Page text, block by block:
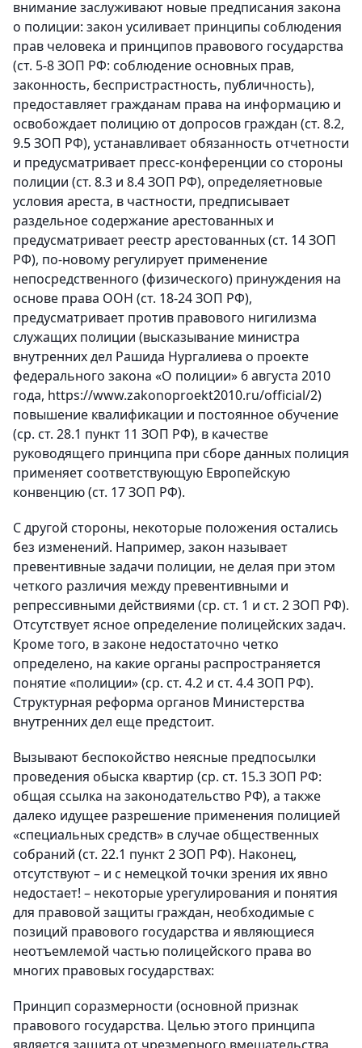
внимание заслуживают новые предписания закона
о полиции: закон усиливает принципы соблюдения
прав человека и принципов правового государства
(ст. 5-8 ЗОП РФ: соблюдение основных прав,
законность, беспристрастность, публичность),
предоставляет гражданам права на информацию и
освобождает полицию от допросов граждан (ст. 8.2,
9.5 ЗОП РФ), устанавливает обязанность отчетности
и предусматривает пресс-конференции со стороны
полиции (ст. 8.3 и 8.4 ЗОП РФ), определяетновые
условия ареста, в частности, предписывает
раздельное содержание арестованных и
предусматривает реестр арестованных (ст. 14 ЗОП
РФ), по-новому регулирует применение
непосредственного (физического) принуждения на
основе права ООН (ст. 18-24 ЗОП РФ),
предусматривает против правового нигилизма
служащих полиции (высказывание министра
внутренних дел Рашида Нургалиева о проекте
федерального закона «О полиции» 6 августа 2010
года, https://www.zakonoproekt2010.ru/official/2)
повышение квалификации и постоянное обучение
(ср. ст. 28.1 пункт 11 ЗОП РФ), в качестве
руководящего принципа при сборе данных полиция
применяет соответствующую Европейскую
конвенцию (ст. 17 ЗОП РФ).
С другой стороны, некоторые положения остались
без изменений. Например, закон называет
превентивные задачи полиции, не делая при этом
четкого различия между превентивными и
репрессивными действиями (ср. ст. 1 и ст. 2 ЗОП РФ).
Отсутствует ясное определение полицейских задач.
Кроме того, в законе недостаточно четко
определено, на какие органы распространяется
понятие «полиции» (ср. ст. 4.2 и ст. 4.4 ЗОП РФ).
Структурная реформа органов Министерства
внутренних дел еще предстоит.
Вызывают беспокойство неясные предпосылки
проведения обыска квартир (ср. ст. 15.3 ЗОП РФ:
общая ссылка на законодательство РФ), а также
далеко идущее разрешение применения полицией
«специальных средств» в случае общественных
собраний (ст. 22.1 пункт 2 ЗОП РФ). Наконец,
отсутствуют – и с немецкой точки зрения их явно
недостает! – некоторые урегулирования и понятия
для правовой защиты граждан, необходимые с
позиций правового государства и являющиеся
неотъемлемой частью полицейского права во
многих правовых государствах:
Принцип соразмерности (основной признак
правового государства. Целью этого принципа